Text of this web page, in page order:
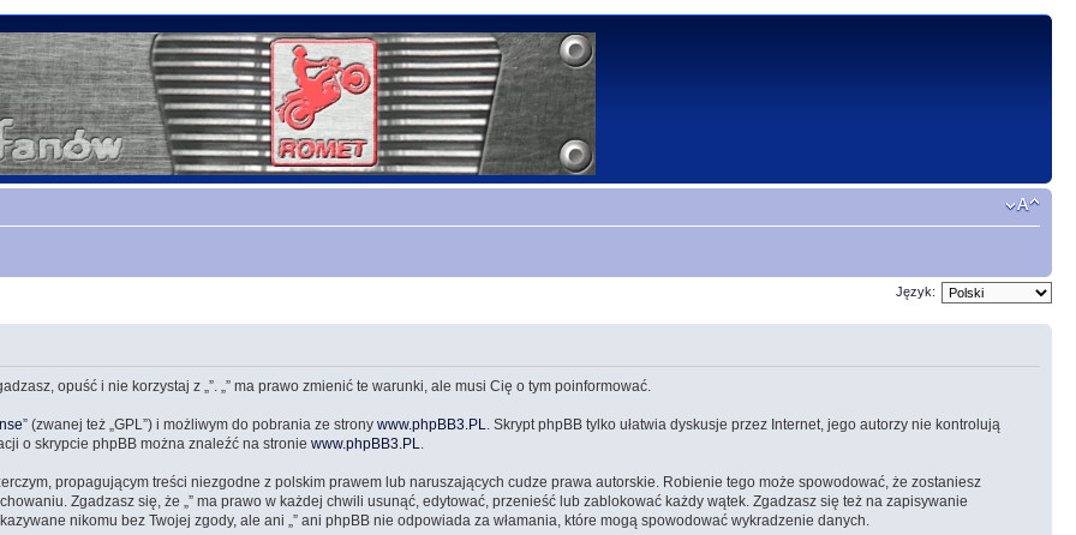
Język:
opuść i nie korzystaj z „”. „” ma prawo zmienić te warunki, ale musi Cię o tym poinformować.
” (zwanej też „GPL”) i możliwym do pobrania ze strony www.phpBB3.PL
. Skrypt phpBB tylko ułatwia dyskusje przez Internet, jego autorzy nie kontrolują
o skrypcie phpBB można znaleźć na stronie www.phpBB3.PL
propagującym treści niezgodne z polskim prawem lub naruszających cudze prawa autorskie. Robienie tego może spowodować, że zostaniesz
Zgadzasz się, że „” ma prawo w każdej chwili usunąć, edytować, przenieść lub zablokować każdy wątek. Zgadzasz się też na zapisywanie
nikomu bez Twojej zgody, ale ani „” ani phpBB nie odpowiada za włamania, które mogą spowodować wykradzenie danych.